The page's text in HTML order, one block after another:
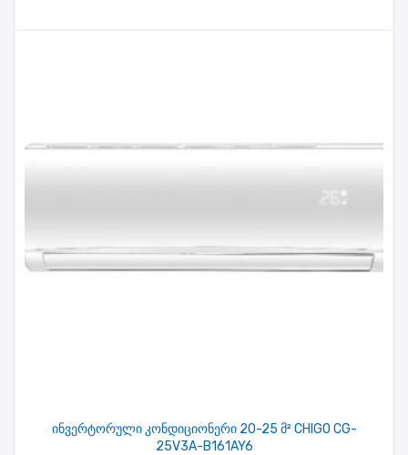
ინვერტორული კონდიციონერი 20-25 მ² CHIGO CG-
25V3A-B161AY6